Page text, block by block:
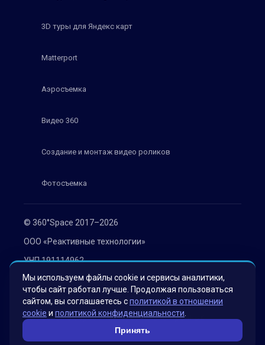
© 360°Space 2017–2026
ООО «Реактивные технологии»
УНП 191114962
г. Минск, ул. Мележа 1, офис 402
Политика конфиденциальности
Согласие на обработку персональных данных
3D туры для Яндекс карт
Matterport
Аэросъемка
Видео 360
Создание и монтаж видео роликов
Фотосъемка
Мы используем файлы cookie и сервисы аналитики,
чтобы сайт работал лучше. Продолжая пользоваться
сайтом, вы соглашаетесь сполитикой в отношении
cookie и политикой конфиденциальности
Принять